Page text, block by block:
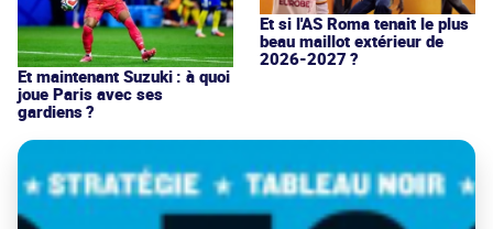
Et maintenant Suzuki : à quoi
joue Paris avec ses
gardiens ?
Et si l'AS Roma tenait le plus
beau maillot extérieur de
2026-2027 ?